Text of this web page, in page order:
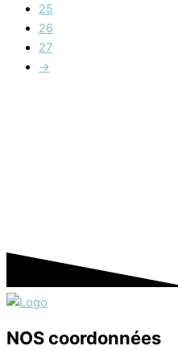
25
26
27
→
NOS coordonnées